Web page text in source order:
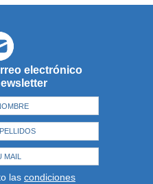
electrónico
las condiciones